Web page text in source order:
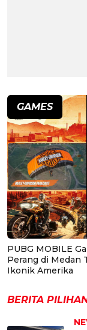
GAMES
PUBG MOBILE
Perang di Medan
Ikonik Amerika
BERITA